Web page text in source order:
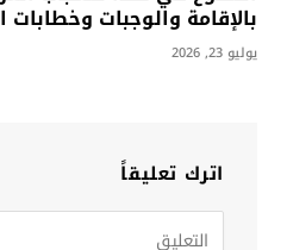
بالإقامة والوجبات وخطابات
يوليو 23, 2026
اترك تعليقاً